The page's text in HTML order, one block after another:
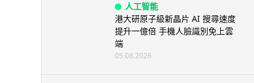
人工智能
港大研原子級新晶片 AI 搜尋速度
提升一億倍 手機人臉識別免上雲
端
05.08.2026